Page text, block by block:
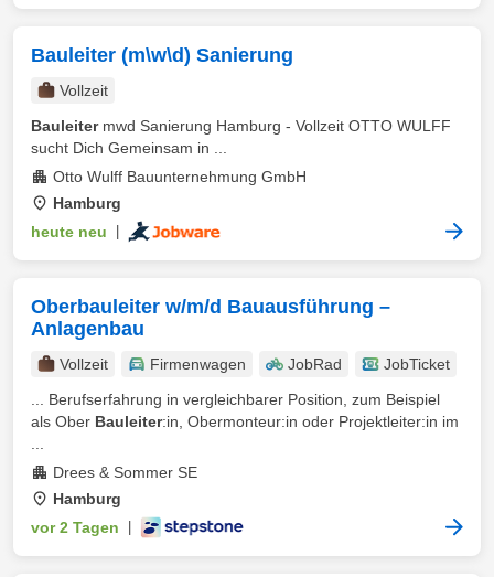
Bauleiter (m\w\d) Sanierung
Vollzeit
Bauleitermwd Sanierung Hamburg - Vollzeit OTTO WULFF
sucht Dich Gemeinsam in ...
Otto Wulff Bauunternehmung GmbH
Hamburg
heute neu
Oberbauleiter w/m/d Bauausführung –
Anlagenbau
Vollzeit Firmenwagen JobRad
JobTicket
... Berufserfahrung in vergleichbarer Position, zum Beispiel
als Ober Bauleiter:in, Obermonteur:in oder Projektleiter:in im
Drees & Sommer SE
Hamburg
vor 2 Tagen